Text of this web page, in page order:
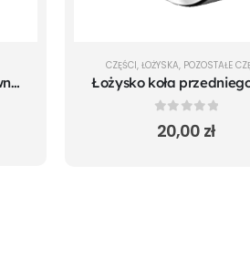
Tylne odblaskowe maskownice śrub do Xiaomi m365 Pro Mi 1S Pro 2 Essential
CZĘŚCI, ŁOŻYSKA, POZOSTAŁE
out of 5
20,00 zł